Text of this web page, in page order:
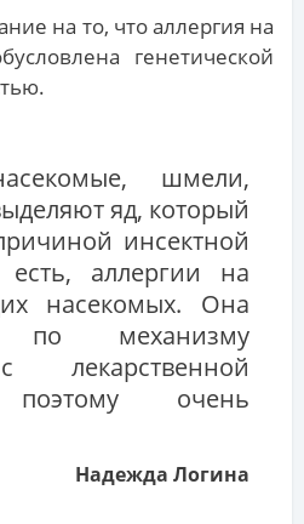
на то, что аллергия на
генетической
шмели,
яд, который
инсектной
есть, аллергии на
насекомых. Она
по механизму
лекарственной
поэтому очень
Надежда Логина